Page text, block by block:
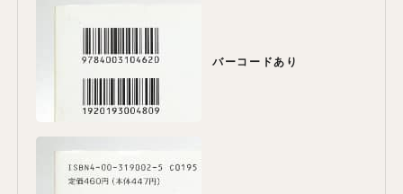
バーコードあり